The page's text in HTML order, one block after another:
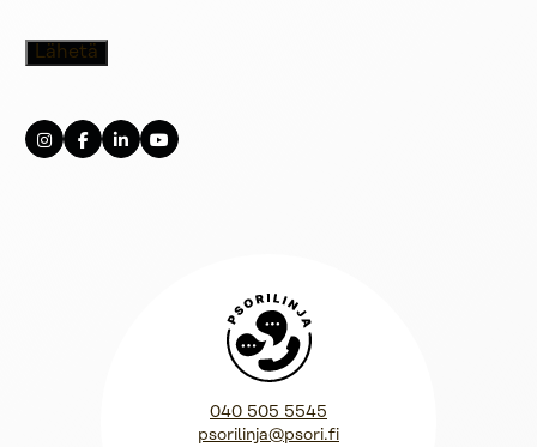
Psorilinja
040 505 5545
psorilinja@psori.fi